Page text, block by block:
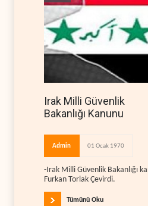
Irak Milli Güvenlik
Bakanlığı Kanunu
Admin 01 Ocak 1970
-Irak Milli Güvenlik Bakanlığı
Furkan Torlak Çevirdi.
Tümünü Oku